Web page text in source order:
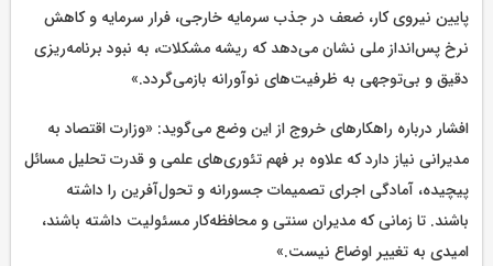
پایین نیروی کار، ضعف در جذب سرمایه خارجی، فرار سرمایه و کاهش
نرخ پس‌انداز ملی نشان می‌دهد که ریشه مشکلات، به نبود برنامه‌ریزی
دقیق و بی‌توجهی به ظرفیت‌های نوآورانه بازمی‌گردد.»
افشار درباره راهکارهای خروج از این وضع می‌گوید: «وزارت اقتصاد به
مدیرانی نیاز دارد که علاوه بر فهم تئوری‌های علمی و قدرت تحلیل مسائل
پیچیده، آمادگی اجرای تصمیمات جسورانه و تحول‌آفرین را داشته
باشند. تا زمانی که مدیران سنتی و محافظه‌کار مسئولیت داشته باشند،
امیدی به تغییر اوضاع نیست.»